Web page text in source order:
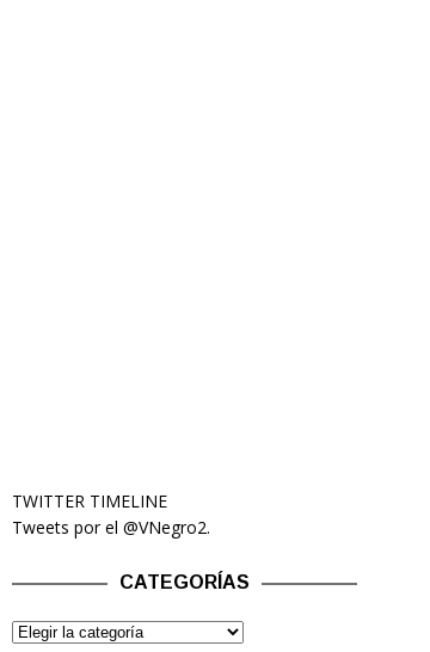
TWITTER TIMELINE
Tweets por el @VNegro2.
CATEGORÍAS